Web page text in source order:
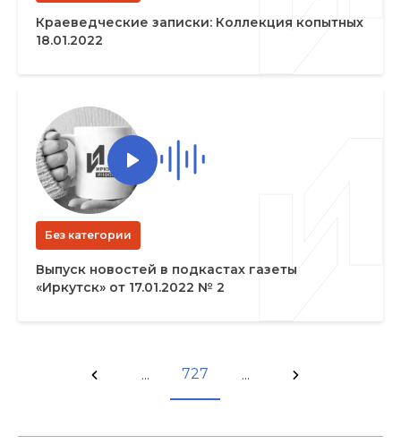
Краеведческие записки: Коллекция копытных
18.01.2022
Без категории
Выпуск новостей в подкастах газеты
«Иркутск» от 17.01.2022 № 2
... 727 ...